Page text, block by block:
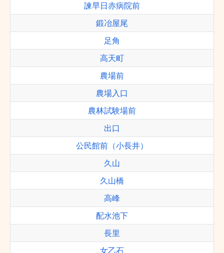
諫早日赤病院前
鍛冶屋尾
足角
高天町
農場前
農場入口
農林試験場前
出口
公民館前（小長井）
久山
久山橋
高峰
配水池下
長里
女乙石